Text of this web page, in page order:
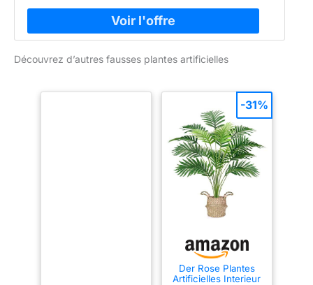
Découvrez d’autres fausses plantes artificielles
Der Rose Plantes
Artificielles Interieur
-31%